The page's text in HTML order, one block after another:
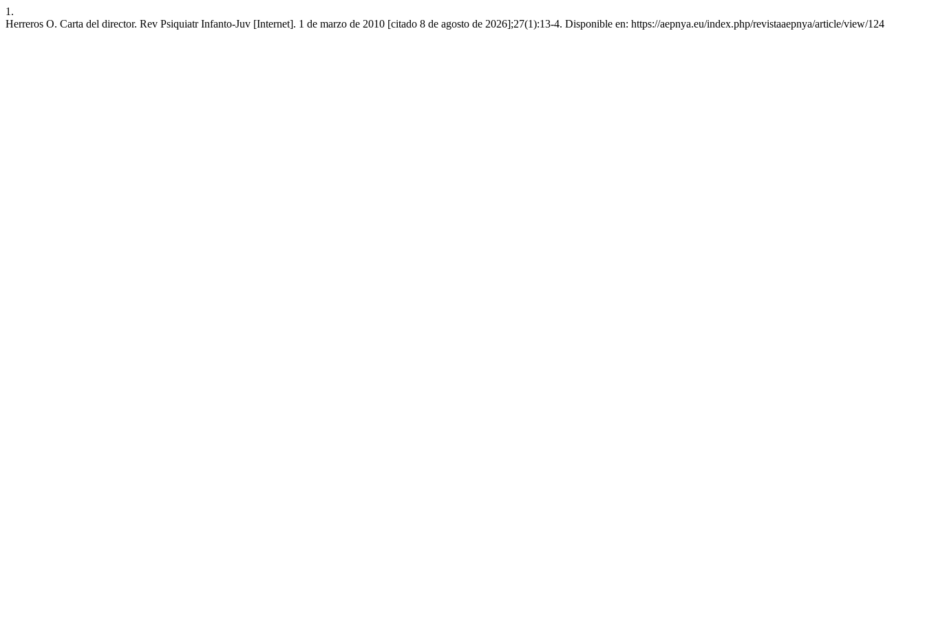
1.
Herreros O. Carta del director. Rev Psiquiatr Infanto-Juv [Internet]. 1 de marzo de 2010 [citado 8 de agosto de 2026];27(1):13-4. Disponible en: https://aepnya.eu/index.php/revistaaepnya/article/view/124